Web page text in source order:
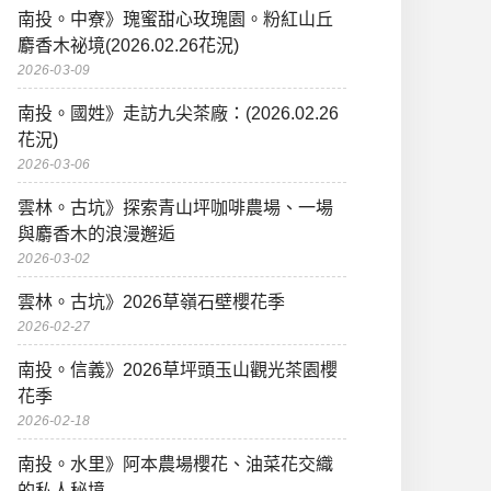
南投。中寮》瑰蜜甜心玫瑰園。粉紅山丘
麝香木祕境(2026.02.26花況)
2026-03-09
南投。國姓》走訪九尖茶廠：(2026.02.26
花況)
2026-03-06
雲林。古坑》探索青山坪咖啡農場、一場
與麝香木的浪漫邂逅
2026-03-02
雲林。古坑》2026草嶺石壁櫻花季
2026-02-27
南投。信義》2026草坪頭玉山觀光茶園櫻
花季
2026-02-18
南投。水里》阿本農場櫻花、油菜花交織